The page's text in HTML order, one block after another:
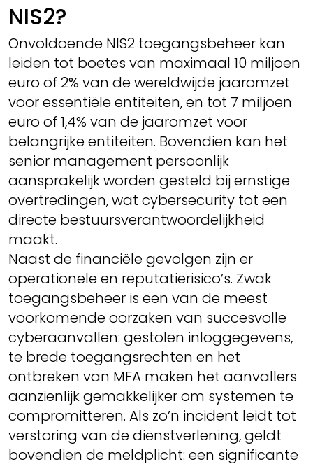
NIS2?
Onvoldoende NIS2 toegangsbeheer kan
leiden tot boetes van maximaal 10 miljoen
euro of 2% van de wereldwijde jaaromzet
voor essentiële entiteiten, en tot 7 miljoen
euro of 1,4% van de jaaromzet voor
belangrijke entiteiten. Bovendien kan het
senior management persoonlijk
aansprakelijk worden gesteld bij ernstige
overtredingen, wat cybersecurity tot een
directe bestuursverantwoordelijkheid
maakt.
Naast de financiële gevolgen zijn er
operationele en reputatierisico’s. Zwak
toegangsbeheer is een van de meest
voorkomende oorzaken van succesvolle
cyberaanvallen: gestolen inloggegevens,
te brede toegangsrechten en het
ontbreken van MFA maken het aanvallers
aanzienlijk gemakkelijker om systemen te
compromitteren. Als zo’n incident leidt tot
verstoring van de dienstverlening, geldt
bovendien de meldplicht: een significante